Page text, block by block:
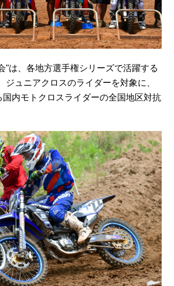
"は、各地方選手権シリーズで活躍する
ジュニアクロスのライダーを対象に、
内モトクロスライダーの全国地区対抗